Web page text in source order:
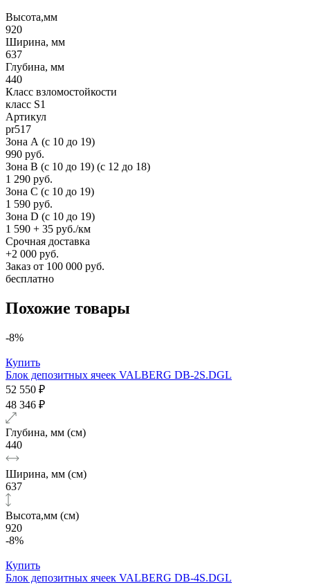
Высота,мм
920
Ширина, мм
637
Глубина, мм
440
Класс взломостойкости
класс S1
Артикул
pr517
Зона А (c 10 до 19)
990 руб.
Зона B (c 10 до 19) (c 12 до 18)
1 290 руб.
Зона C (c 10 до 19)
1 590 руб.
Зона D (c 10 до 19)
1 590 + 35 руб./км
Срочная доставка
+2 000 руб.
Заказ от 100 000 руб.
бесплатно
Похожие товары
-8%
Купить
Блок депозитных ячеек VALBERG DB-2S.DGL
52 550 ₽
48 346 ₽
Глубина, мм (см)
440
Ширина, мм (см)
637
Высота,мм (см)
920
-8%
Купить
Блок депозитных ячеек VALBERG DB-4S.DGL